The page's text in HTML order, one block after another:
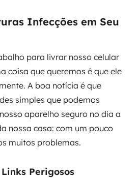
Infecções em Seu
para livrar nosso celular
coisa que queremos é que ele
A boa notícia é que
simples que podemos
aparelho seguro no dia a
nossa casa: com um pouco
muitos problemas.
Perigosos